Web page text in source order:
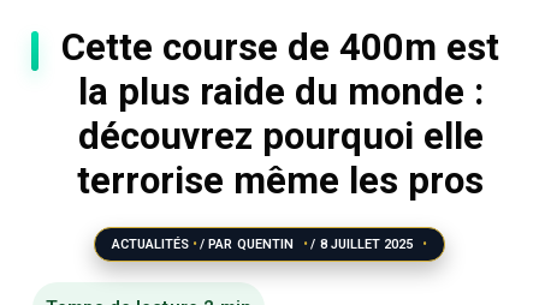
Cette course de 400m est
la plus raide du monde :
découvrez pourquoi elle
terrorise même les pros
ACTUALITÉS / PAR QUENTIN / 8 JUILLET 2025